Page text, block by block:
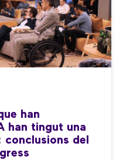
han
han tingut una
del